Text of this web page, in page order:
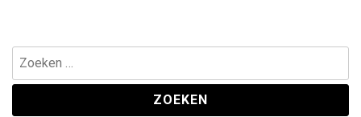
Zoeken
naar: